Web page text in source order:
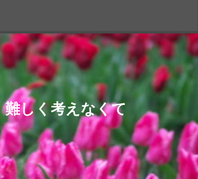
しく考えなくて